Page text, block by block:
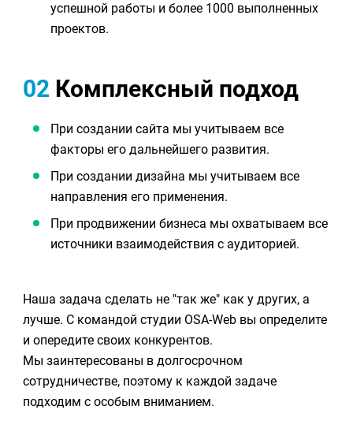
успешной работы и более 1000 выполненных
проектов.
02 Комплексный подход
При создании сайта мы учитываем все
факторы его дальнейшего развития.
При создании дизайна мы учитываем все
направления его применения.
При продвижении бизнеса мы охватываем все
источники взаимодействия с аудиторией.
Наша задача сделать не "так же" как у других, а
лучше. С командой студии OSA-Web вы определите
и опередите своих конкурентов.
Мы заинтересованы в долгосрочном
сотрудничестве, поэтому к каждой задаче
подходим с особым вниманием.